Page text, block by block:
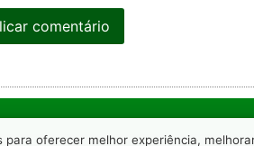
para oferecer melhor experiência,